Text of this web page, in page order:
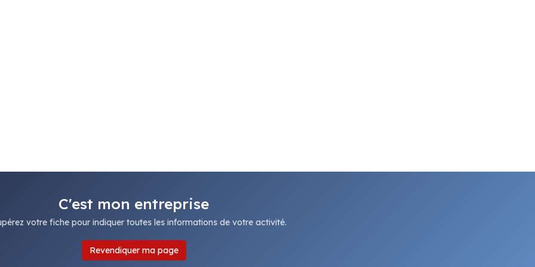
C'est mon entreprise
votre fiche pour indiquer toutes les informations de votre activité.
Revendiquer ma page